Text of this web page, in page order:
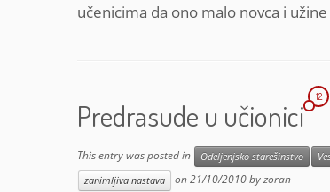
učenicima da ono malo novca i
Predrasude u učionici
12
This entry was posted in Odeljenjsko starešinstvo
zanimljiva nastava
on21/10/2010byzoran